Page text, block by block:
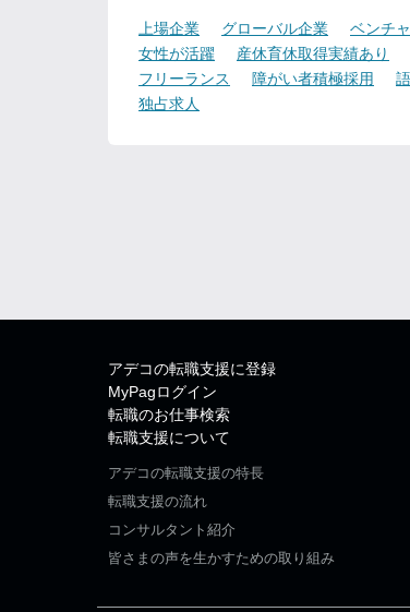
上場企業 グローバル企業 ベンチ
女性が活躍
産休育休取得実績あり
フリーランス
障がい者積極採用
独占求人
アデコの転職支援に登録
MyPagログイン
転職のお仕事検索
転職支援について
アデコの転職支援の特長
転職支援の流れ
コンサルタント紹介
皆さまの声を生かすための取り組み